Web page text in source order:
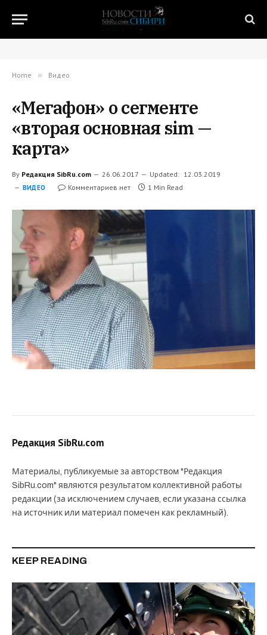
Home » Видео
«Мегафон» о сегменте
«вторая основная sim —
карта»
By Редакция SibRu.com 26.06.2017 Updated: 12.03.2019
ВИДЕО Комментариев нет 1 Min Read
Редакция SibRu.com
Материалы, публикуемые за авторством "Редакция
SibRu.com" являются результатом коллективной работы
редакции (за исключением случаев, если указана ссылка
на источник или материал помечен как рекламный).
KEEP READING